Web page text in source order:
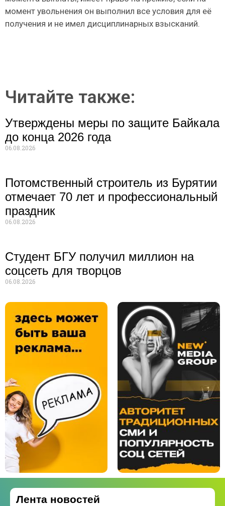
момент увольнения он выполнил все условия для её
получения и не имел дисциплинарных взысканий.
Читайте также:
Утверждены меры по защите Байкала
до конца 2026 года
06.08.2026
Потомственный строитель из Бурятии
отмечает 70 лет и профессиональный
праздник
06.08.2026
Студент БГУ получил миллион на
соцсеть для творцов
06.08.2026
Лента новостей